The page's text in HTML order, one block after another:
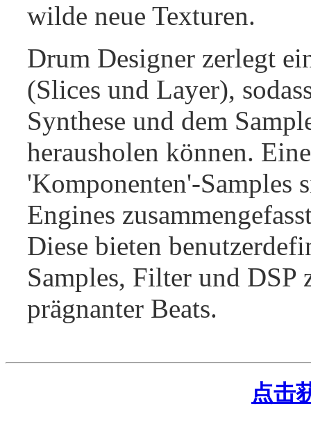
wilde neue Texturen.
Drum Designer zerlegt
(Slices und Layer),
Synthese und dem
herausholen können.
'Komponenten'-Samples
Engines
Diese bieten
Samples, Filter und DSP
prägnanter Beats.
点击